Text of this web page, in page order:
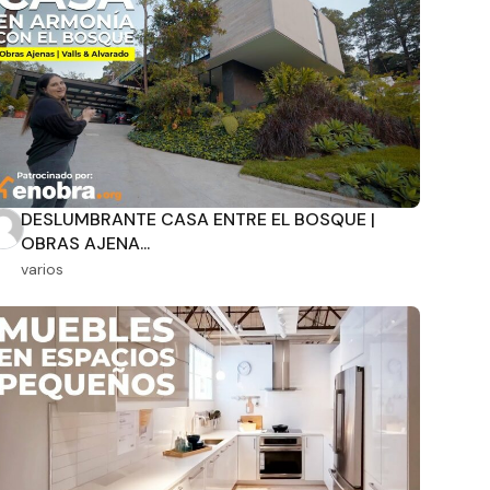
DESLUMBRANTE CASA ENTRE EL BOSQUE |
OBRAS AJENA...
varios